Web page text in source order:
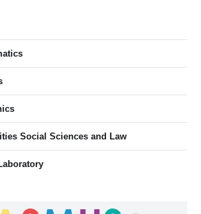
Social Sciences and Law